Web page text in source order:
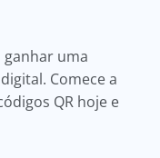
uma
Comece a
QR hoje e